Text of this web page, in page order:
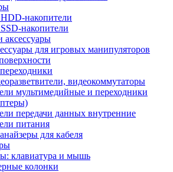
накопители
накопители
аксессуары
для игровых манипуляторов
видеокоммутаторы
мультимедийные и переходники
передачи данных внутренние
питания
для кабеля
клавиатура и мышь
колонки